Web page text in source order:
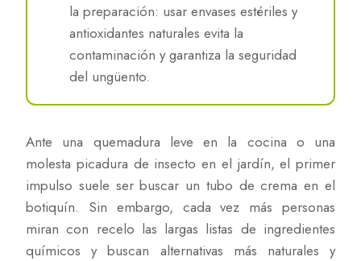
la preparación: usar envases estériles y
antioxidantes naturales evita la
contaminación y garantiza la seguridad
del ungüento.
Ante una quemadura leve en la cocina o una
molesta picadura de insecto en el jardín, el primer
impulso suele ser buscar un tubo de crema en el
botiquín. Sin embargo, cada vez más personas
miran con recelo las largas listas de ingredientes
químicos y buscan alternativas más naturales y